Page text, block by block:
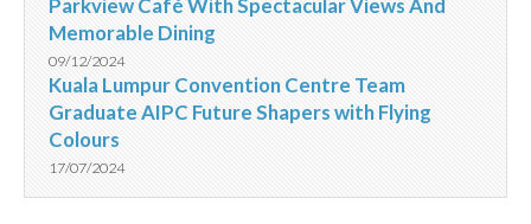
Parkview Café With Spectacular Views And
Memorable Dining
09/12/2024
Kuala Lumpur Convention Centre Team
Graduate AIPC Future Shapers with Flying
Colours
17/07/2024